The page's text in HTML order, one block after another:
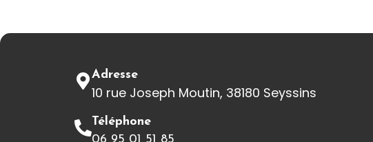
Adresse
10 rue Joseph Moutin, 38180 Seyssins
Téléphone